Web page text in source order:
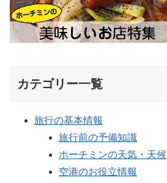
カテゴリー一覧
旅行の基本情報
旅行前の予備知識
ホーチミンの天気・天候
空港のお役立情報